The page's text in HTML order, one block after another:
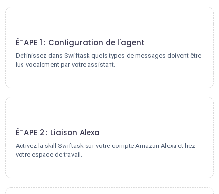
ÉTAPE 1 : Configuration de l'agent
Définissez dans Swiftask quels types de messages doivent être
lus vocalement par votre assistant.
ÉTAPE 2 : Liaison Alexa
Activez la skill Swiftask sur votre compte Amazon Alexa et liez
votre espace de travail.